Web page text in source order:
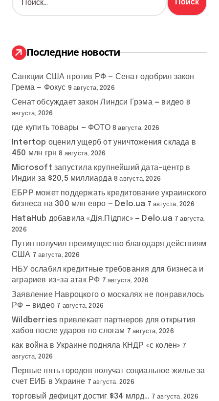
н
а
ц
и
я
з
а
п
и
с
е
й
а
:
Последние новости
Санкции США против РФ — Сенат одобрил закон
Грема — Фокус 9 августа, 2026
Сенат обсуждает закон Линдси Грэма — видео 8
августа, 2026
где купить товары — ФОТО 8 августа, 2026
Intertop оценил ущерб от уничтожения склада в
450 млн грн 8 августа, 2026
Microsoft запустила крупнейший дата-центр в
Индии за $20,5 миллиарда 8 августа, 2026
ЕБРР может поддержать кредитование украинского
бизнеса на 300 млн евро — Delo.ua 7 августа, 2026
HataHub добавила «Дія.Підпис» — Delo.ua 7 августа,
2026
Путин получил преимущество благодаря действиям
США 7 августа, 2026
НБУ ослабил кредитные требования для бизнеса и
аграриев из-за атак РФ 7 августа, 2026
Заявление Навроцкого о москалях не понравилось
РФ — видео 7 августа, 2026
Wildberries привлекает партнеров для открытия
хабов после ударов по слогам 7 августа, 2026
как война в Украине подняла КНДР «с колен» 7
августа, 2026
Первые пять городов получат социальное жилье за
счет ЕИБ в Украине 7 августа, 2026
торговый дефицит достиг $34 млрд… 7 августа, 2026